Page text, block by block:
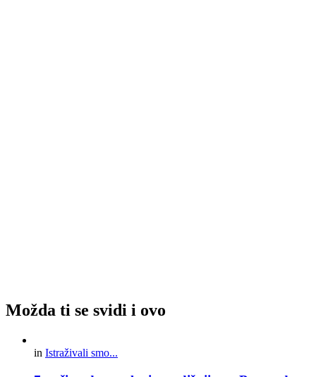
Možda ti se svidi i ovo
in Istraživali smo...